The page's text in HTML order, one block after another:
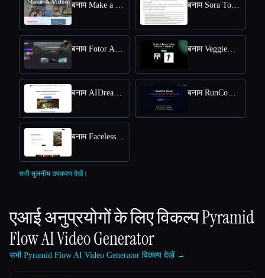
बनाम Make a Video बनाम Sora Town
बनाम Fotor AI video generator बनाम VeggieAI.dance: Create AI Dance Videos with Veggie AI Free Online
बनाम AIDreamMachine बनाम RunComfy
बनाम Faceless Videos AI
सभी तुलनीय उपकरण देखें।
एआई अनुप्रयोगों के लिए विकल्पPyramid
Flow AI Video Generator
सभी Pyramid Flow AI Video Generator विकल्प देखें →